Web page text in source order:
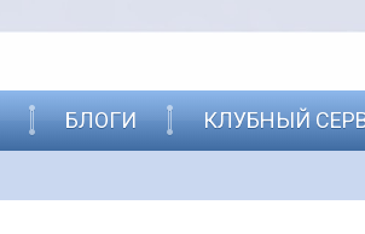
БЛОГИ КЛУБНЫЙ